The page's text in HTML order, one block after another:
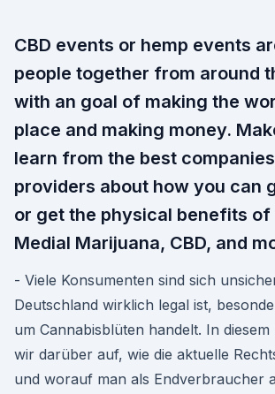
CBD events or hemp events
people together from around
with an goal of making the
place and making money.
learn from the best
providers about how you can
or get the physical benefits of
Medial Marijuana, CBD, and
- Viele Konsumenten sind sich
Deutschland wirklich legal ist,
um Cannabisblüten handelt. In
wir darüber auf, wie die aktuelle
und worauf man als Endverbraucher